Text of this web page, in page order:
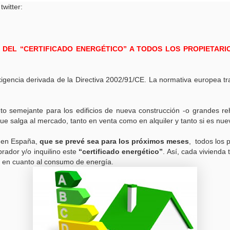
“CERTIFICADO ENERGÉTICO” A TODOS LOS
derivada de la Directiva 2002/91/CE. La normativa europea
semejante para los edificios de nueva construcción -o grandes
salga al mercado, tanto en venta como en alquiler y tanto si es
España, que se prevé sea para los próximos meses, todos los
y/o inquilino este “certificado energético”. Así, cada vivienda
cuanto al consumo de energía.